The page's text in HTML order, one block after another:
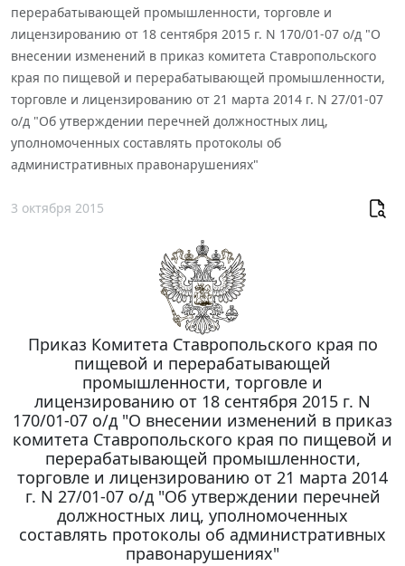
перерабатывающей промышленности, торговле и
лицензированию от 18 сентября 2015 г. N 170/01-07 о/д "О
внесении изменений в приказ комитета Ставропольского
края по пищевой и перерабатывающей промышленности,
торговле и лицензированию от 21 марта 2014 г. N 27/01-07
о/д "Об утверждении перечней должностных лиц,
уполномоченных составлять протоколы об
административных правонарушениях"
3 октября 2015
Приказ Комитета Ставропольского края по
пищевой и перерабатывающей
промышленности, торговле и
лицензированию от 18 сентября 2015 г. N
170/01-07 о/д "О внесении изменений в приказ
комитета Ставропольского края по пищевой и
перерабатывающей промышленности,
торговле и лицензированию от 21 марта 2014
г. N 27/01-07 о/д "Об утверждении перечней
должностных лиц, уполномоченных
составлять протоколы об административных
правонарушениях"